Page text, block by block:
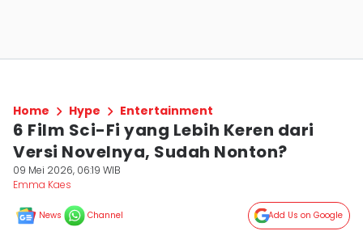
Home Hype Entertainment
6 Film Sci-Fi yang Lebih Keren dari
Versi Novelnya, Sudah Nonton?
09 Mei 2026, 06:19 WIB
Emma Kaes
News Channel Add Us on Google